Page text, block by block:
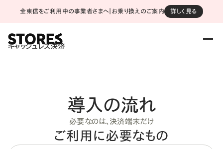
全東信をご利用中の事業者さまへ｜お乗り換えのご案内 詳しく見る
キャッシュレス決済
導入の流れ
必要なのは、決済端末だけ
ご利用に必要なもの